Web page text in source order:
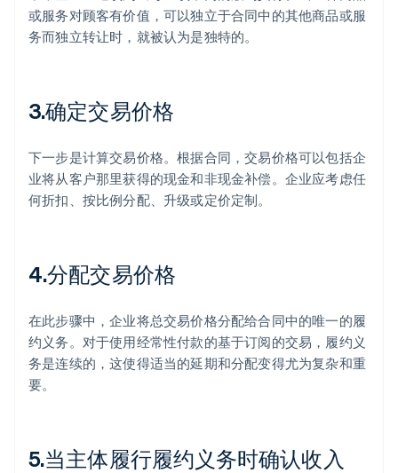
或服务对顾客有价值，可以独立于合同中的其他商品或服
务而独立转让时，就被认为是独特的。
3.确定交易价格
下一步是计算交易价格。根据合同，交易价格可以包括企
业将从客户那里获得的现金和非现金补偿。企业应考虑任
何折扣、按比例分配、升级或定价定制。
4.分配交易价格
在此步骤中，企业将总交易价格分配给合同中的唯一的履
约义务。对于使用经常性付款的基于订阅的交易，履约义
务是连续的，这使得适当的延期和分配变得尤为复杂和重
要。
5.当主体履行履约义务时确认收入